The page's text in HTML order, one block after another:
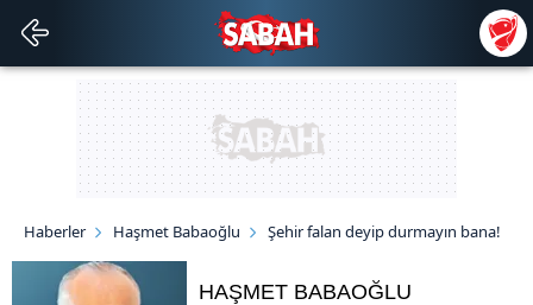
Haberler Haşmet Babaoğlu Şehir falan deyip durmayın bana!
HAŞMET BABAOĞLU